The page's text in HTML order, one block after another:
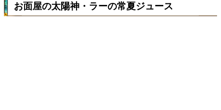
お面屋の太陽神・ラーの常夏ジュース